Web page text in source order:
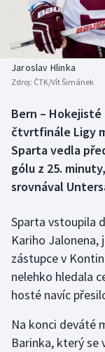
Basketbal
Biatlon
Box
Curling
Florbal
Futsal
Golf
Gymnastika
Historické
Aplikace ČT sport
Jaroslav Hlinka
Zdroj: ČTK/Vít Šimánek
Bern –
čtvrtfinále Ligy
Sparta vedla
gólu z 25.
srovnával
Sparta vstoupila
Kariho Jalonena,
zástupce v
nelehko hledala
hosté navíc
Na konci deváté
Barinka, který se